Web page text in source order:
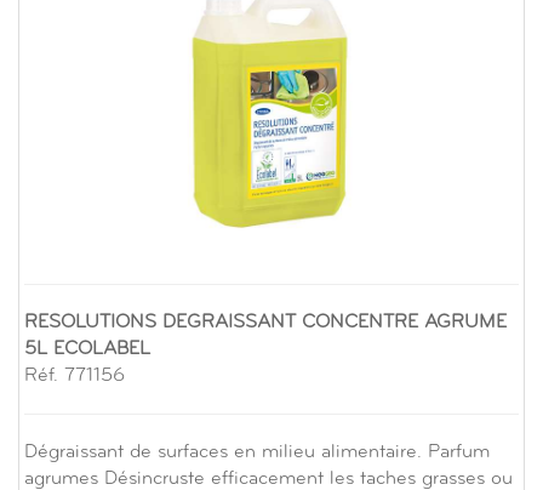
RESOLUTIONS DEGRAISSANT CONCENTRE AGRUME
5L ECOLABEL
Réf. 771156
Dégraissant de surfaces en milieu alimentaire. Parfum
agrumes Désincruste efficacement les taches grasses ou